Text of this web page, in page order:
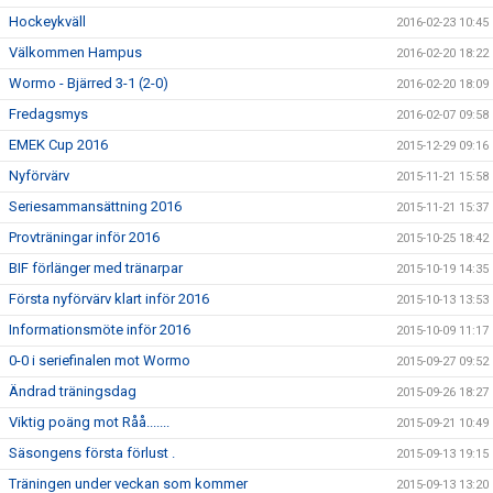
Hockeykväll 2016-02-23 10:45
Välkommen Hampus 2016-02-20 18:22
Wormo - Bjärred 3-1 (2-0) 2016-02-20 18:09
Fredagsmys 2016-02-07 09:58
EMEK Cup 2016 2015-12-29 09:16
Nyförvärv 2015-11-21 15:58
Seriesammansättning 2016 2015-11-21 15:37
Provträningar inför 2016 2015-10-25 18:42
BIF förlänger med tränarpar 2015-10-19 14:35
Första nyförvärv klart inför 2016 2015-10-13 13:53
Informationsmöte inför 2016 2015-10-09 11:17
0-0 i seriefinalen mot Wormo 2015-09-27 09:52
Ändrad träningsdag 2015-09-26 18:27
Viktig poäng mot Råå....... 2015-09-21 10:49
Säsongens första förlust . 2015-09-13 19:15
Träningen under veckan som kommer 2015-09-13 13:20